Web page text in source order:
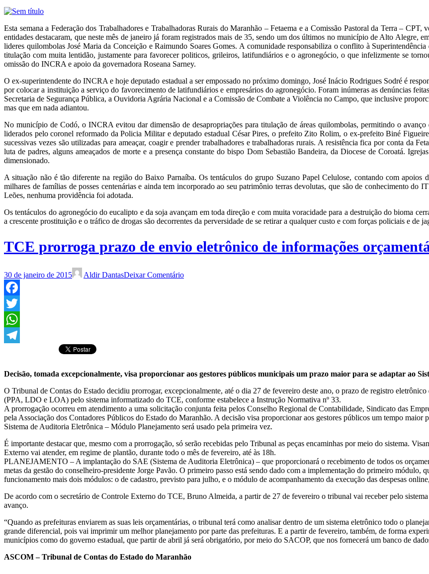
Esta semana a Federação dos Trabalhadores e Trabalhadoras Rurais do Maranhão – Fetaema e a Comissão Pastoral da Terra –
entidades destacaram, que neste mês de janeiro já foram registrados mais de 35, sendo um dos últimos no município de Alto Alegre,
lideres quilombolas José Maria da Conceição e Raimundo Soares Gomes. A comunidade responsabiliza o conflito à
titulação com muita lentidão, justamente para favorecer politicos, grileiros, latifundiários e o agronegócio, o que infelizmente se
omissão do INCRA e apoio da governadora Roseana Sarney.
O ex-superintendente do INCRA e hoje deputado estadual a ser empossado no próximo domingo, José Inácio Rodrigues Sodré é
por colocar a instituição a serviço do favorecimento de latifundiários e empresários do agronegócio. Foram inúmeras as denúncias
Secretaria de Segurança Pública, a Ouvidoria Agrária Nacional e a Comissão de Combate a Violência no Campo, que inclusive
mas que em nada adiantou.
No município de Codó, o INCRA evitou dar dimensão de desapropriações para titulação de áreas quilombolas, permitindo o avanço
liderados pelo coronel reformado da Policia Militar e deputado estadual César Pires, o prefeito Zito Rolim, o ex-prefeito Biné
sucessivas vezes são utilizadas para ameaçar, coagir e prender trabalhadores e trabalhadoras rurais. A resistência fica por conta da
luta de padres, alguns ameaçados de morte e a presença constante do bispo Dom Sebastião Bandeira, da Diocese de Coroatá.
dimensionado.
A situação não é tão diferente na região do Baixo Parnaíba. Os tentáculos do grupo Suzano Papel Celulose, contando com apoios
milhares de famílias de posses centenárias e ainda tem incorporado ao seu patrimônio terras devolutas, que são de conhecimento
Leões, nenhuma providência foi adotada.
Os tentáculos do agronegócio do eucalipto e da soja avançam em toda direção e com muita voracidade para a destruição do bioma
a crescente prostituição e o tráfico de drogas são decorrentes da perversidade de se retirar a qualquer custo e com forças policiais e de
TCE prorroga prazo de envio eletrônico de informações
30 de janeiro de 2015 Aldir DantasDeixar Comentário
Facebook
Twitter
WhatsApp
Decisão, tomada excepcionalmente, visa proporcionar aos gestores públicos municipais um prazo maior para se adaptar ao
O Tribunal de Contas do Estado decidiu prorrogar, excepcionalmente, até o dia 27 de fevereiro deste ano, o prazo de registro
(PPA, LDO e LOA) pelo sistema informatizado do TCE, conforme estabelece a Instrução Normativa nº 33.
A prorrogação ocorreu em atendimento a uma solicitação conjunta feita pelos Conselho Regional de Contabilidade, Sindicato das
pela Associação dos Contadores Públicos do Estado do Maranhão. A decisão visa proporcionar aos gestores públicos um tempo maior
Sistema de Auditoria Eletrônica – Módulo Planejamento será usado pela primeira vez.
É importante destacar que, mesmo com a prorrogação, só serão recebidas pelo Tribunal as peças encaminhas por meio do sistema.
Externo vai atender, em regime de plantão, durante todo o mês de fevereiro, até às 18h.
PLANEJAMENTO – A implantação do SAE (Sistema de Auditoria Eletrônica) – que proporcionará o recebimento de todos os
metas da gestão do conselheiro-presidente Jorge Pavão. O primeiro passo está sendo dado com a implementação do primeiro módulo,
funcionamento mais dois módulos: o de cadastro, previsto para julho, e o módulo de acompanhamento da execução das despesas
De acordo com o secretário de Controle Externo do TCE, Bruno Almeida, a partir de 27 de fevereiro o tribunal vai receber pelo
avanço.
“Quando as prefeituras enviarem as suas leis orçamentárias, o tribunal terá como analisar dentro de um sistema eletrônico todo o
grande diferencial, pois vai imprimir um melhor planejamento por parte das prefeituras. E a partir de fevereiro, também, de forma
municípios como do governo estadual, que partir de abril já será obrigatório, por meio do SACOP, que nos fornecerá um banco de
ASCOM – Tribunal de Contas do Estado do Maranhão